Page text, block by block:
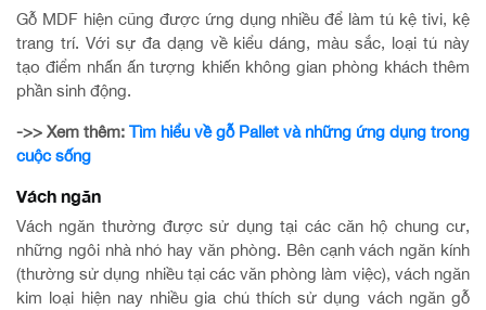
Gỗ MDF hiện cũng được ứng dụng nhiều để làm tủ kệ tivi, kệ
trang trí. Với sự đa dạng về kiểu dáng, màu sắc, loại tủ này
tạo điểm nhấn ấn tượng khiến không gian phòng khách thêm
phần sinh động.
->> Xem thêm: Tìm hiểu về gỗ Pallet và những ứng dụng trong
cuộc sống
Vách ngăn
Vách ngăn thường được sử dụng tại các căn hộ chung cư,
những ngôi nhà nhỏ hay văn phòng. Bên cạnh vách ngăn kính
(thường sử dụng nhiều tại các văn phòng làm việc), vách ngăn
kim loại hiện nay nhiều gia chủ thích sử dụng vách ngăn gỗ